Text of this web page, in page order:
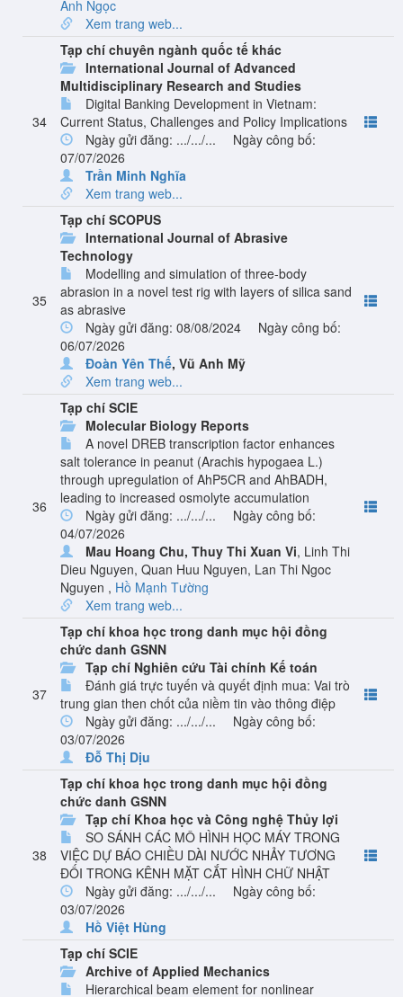
Ánh Ngọc
Xem trang web...
34
Tạp chí chuyên ngành quốc tế khác
International Journal of Advanced
Multidisciplinary Research and Studies
Digital Banking Development in Vietnam:
Current Status, Challenges and Policy Implications
Ngày gửi đăng: .../.../...
Ngày công bố:
07/07/2026
Trần Minh Nghĩa
Xem trang web...
35
Tạp chí SCOPUS
International Journal of Abrasive
Technology
Modelling and simulation of three-body
abrasion in a novel test rig with layers of silica sand
as abrasive
Ngày gửi đăng: 08/08/2024
Ngày công bố:
06/07/2026
Đoàn Yên Thế, Vũ Anh Mỹ
Xem trang web...
36
Tạp chí SCIE
Molecular Biology Reports
A novel DREB transcription factor enhances
salt tolerance in peanut (Arachis hypogaea L.)
through upregulation of AhP5CR and AhBADH,
leading to increased osmolyte accumulation
Ngày gửi đăng: .../.../...
Ngày công bố:
04/07/2026
Mau Hoang Chu, Thuy Thi Xuan Vi, Linh Thi
Dieu Nguyen, Quan Huu Nguyen, Lan Thi Ngoc
Nguyen , Hồ Mạnh Tường
Xem trang web...
37
Tạp chí khoa học trong danh mục hội đồng
chức danh GSNN
Tạp chí Nghiên cứu Tài chính Kế toán
Đánh giá trực tuyến và quyết định mua: Vai trò
trung gian then chốt của niềm tin vào thông điệp
Ngày gửi đăng: .../.../...
Ngày công bố:
03/07/2026
Đỗ Thị Dịu
38
Tạp chí khoa học trong danh mục hội đồng
chức danh GSNN
Tạp chí Khoa học và Công nghệ Thủy lợi
SO SÁNH CÁC MÔ HÌNH HỌC MÁY TRONG
VIỆC DỰ BÁO CHIỀU DÀI NƯỚC NHẢY TƯƠNG
ĐỐI TRONG KÊNH MẶT CẮT HÌNH CHỮ NHẬT
Ngày gửi đăng: .../.../...
Ngày công bố:
03/07/2026
Hồ Việt Hùng
Tạp chí SCIE
Archive of Applied Mechanics
Hierarchical beam element for nonlinear